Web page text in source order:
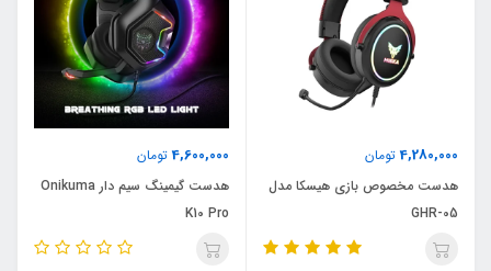
4,280,000تومان
هدست مخصوص بازی هیسکا مدل
GHR-05
4,600,000تومان
هدست گیمینگ سیم دار Onikuma
K10 Pro